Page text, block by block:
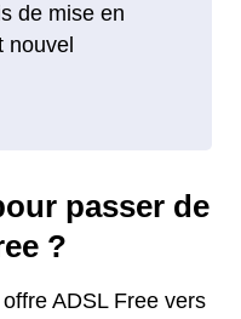
de mise en
nouvel
passer de
?
ADSL Free vers